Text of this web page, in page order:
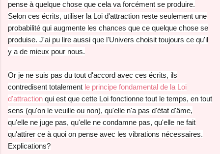
pense à quelque chose que cela va forcément se produire.
Selon ces écrits, utiliser la Loi d'attraction reste seulement une
probabilité qui augmente les chances que ce quelque chose se
produise. J'ai pu lire aussi que l'Univers choisit toujours ce qu'il
y a de mieux pour nous.
Or je ne suis pas du tout d'accord avec ces écrits, ils
contredisent totalement le principe fondamental de la Loi
d'attraction qui est que cette Loi fonctionne tout le temps, en tout
sens (qu'on le veuille ou non), qu'elle n'a pas d'état d'âme,
qu'elle ne juge pas, qu'elle ne condamne pas, qu'elle ne fait
qu'attirer ce à quoi on pense avec les vibrations nécessaires.
Explications?